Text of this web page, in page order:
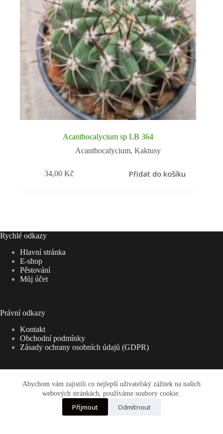
Abychom vám zajistili co nejlepší uživatelský zážitek na našich
webových stránkách, používáme soubory cookie.
Příjmout Odmítnout
Acanthocalycium sp LB 364
Acanthocalycium,Kaktusy
34,00Kč Přidat do košíku
Rychlé odkazy
Hlavní stránka
E-shop
Pěstování
Můj účet
Právní odkazy
Kontakt
Obchodní podmínky
Zásady ochrany osobních údajů (GDPR)
Adresa:
Kaktusy - Ryšavý (zadní vchod) Bezručova,
684 01 Slavkov u Brna
E-mail: